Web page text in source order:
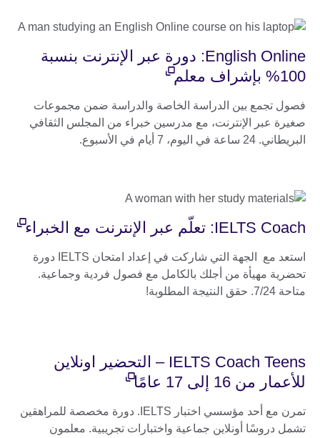
English Online: دورة عبر الإنترنت بنسبة
100% بإشراف معلم
فصول تجمع بين الدراسة الخاصة والدراسة ضمن مجموعات
صغيرة عبر الإنترنت، مع مدرسين خبراء من المجلس الثقافي
البريطاني. 24 ساعة في اليوم، 7 أيام في الأسبوع.
IELTS Coach: تعلّم عبر الإنترنت مع الخبراء
استعد مع الجهة التي شاركت في إعداد امتحان IELTS دورة
تحضرية مهيأة من أجلك بالكامل مع فصول فردية وجماعية.
متاحة 24/‏7. حقق النتيجة المطلوبة!
IELTS Coach Teens – التحضير اونلاين
للأعمار من 16 إلى 17 عامًا
تمرن مع أحد مؤسسي اختبار IELTS. دورة مخصصة للمراهقين
تشمل دروسًا أونلاين جماعية واختبارات تجريبية. معلمون